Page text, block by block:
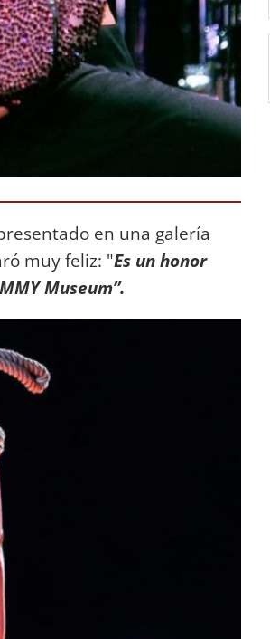
en una galería
muy feliz: "Es un honor
Museum”.